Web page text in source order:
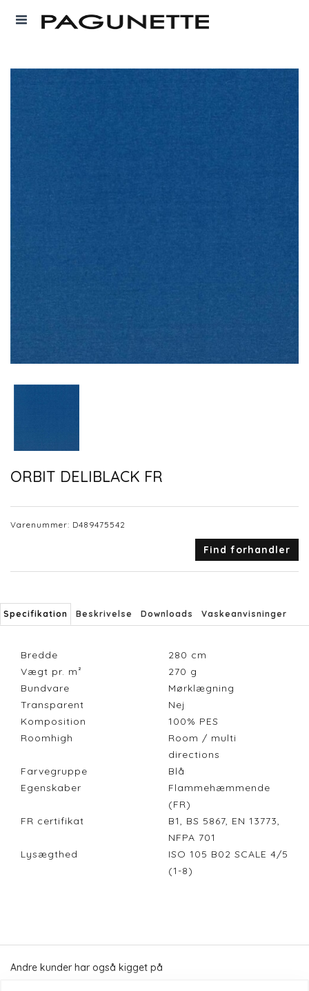
ORBIT DELIBLACK FR
Varenummer: D489475542
Find forhandler
Specifikation Beskrivelse Downloads Vaskeanvisninger
Bredde 280 cm
Vægt pr. m²
270 g
Bundvare
Mørklægning
Transparent
Nej
Komposition
100% PES
Roomhigh
Room / multi
directions
Farvegruppe
Blå
Egenskaber
Flammehæmmende
(FR)
FR certifikat
B1, BS 5867, EN 13773,
NFPA 701
Lysægthed
ISO 105 B02 SCALE 4/5
(1-8)
Andre kunder har også kigget på